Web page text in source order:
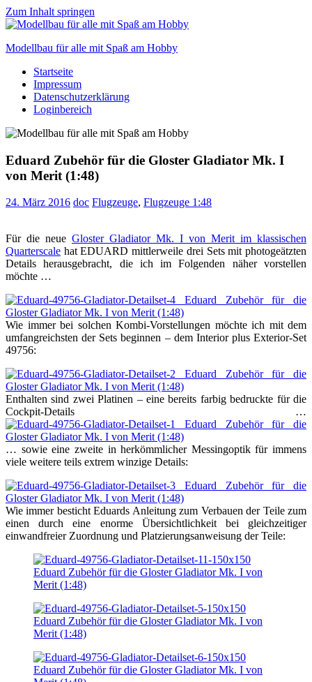
Zum Inhalt springen
Modellbau für alle mit Spaß am Hobby
Scale
modelling
to
Startseite
Impressum
Datenschutzerklärung
Loginbereich
Eduard Zubehör für die Gloster Gladiator Mk. I
von Merit (1:48)
24. März 2016 doc Flugzeuge, Flugzeuge 1:48
Für die neue Gloster Gladiator Mk. I von Merit im klassischen
Quarterscale hat EDUARD mittlerweile drei Sets mit photogeätzten
Details herausgebracht, die ich im Folgenden näher vorstellen
möchte …
Wie immer bei solchen Kombi-Vorstellungen möchte ich mit dem
umfangreichsten der Sets beginnen – dem Interior plus Exterior-Set
49756:
Enthalten sind zwei Platinen – eine bereits farbig bedruckte für die
Cockpit-Details …
… sowie eine zweite in herkömmlicher Messingoptik für immens
viele weitere teils extrem winzige Details:
Wie immer besticht Eduards Anleitung zum Verbauen der Teile zum
einen durch eine enorme Übersichtlichkeit bei gleichzeitiger
einwandfreier Zuordnung und Platzierungsanweisung der Teile: